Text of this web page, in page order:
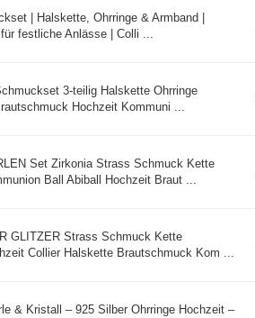
| Halskette, Ohrringe & Armband |
festliche Anlässe | Colli ...
3-teilig Halskette Ohrringe
Hochzeit Kommuni ...
Set Zirkonia Strass Schmuck Kette
Ball Abiball Hochzeit Braut ...
GLITZER Strass Schmuck Kette
Collier Halskette Brautschmuck Kom ...
& Kristall – 925 Silber Ohrringe Hochzeit –